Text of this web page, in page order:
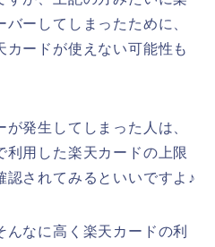
ーしてしまったために、
ードが使えない可能性も
発生してしまった人は、
利用した楽天カードの上限
されてみるといいですよ♪
なに高く楽天カードの利